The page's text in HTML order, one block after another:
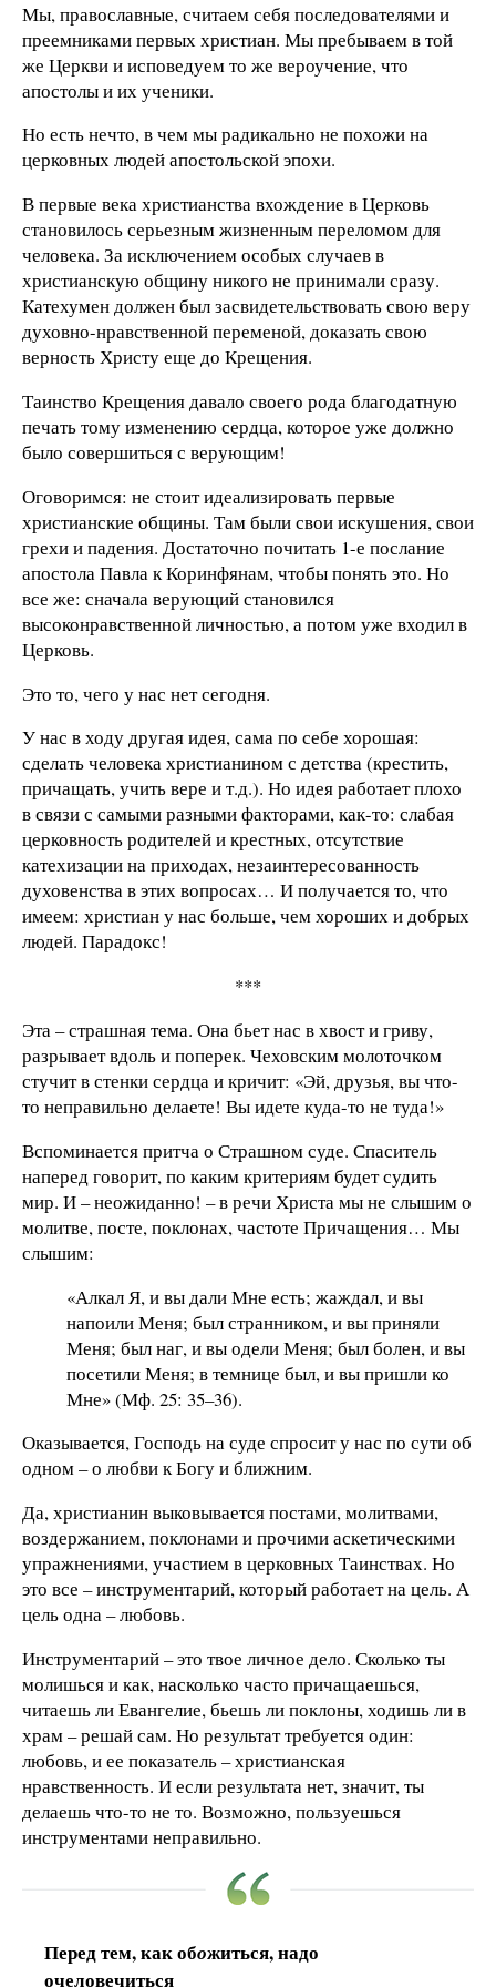
Мы, православные, считаем себя последователями и
преемниками первых христиан. Мы пребываем в той
же Церкви и исповедуем то же вероучение, что
апостолы и их ученики.
Но есть нечто, в чем мы радикально не похожи на
церковных людей апостольской эпохи.
В первые века христианства вхождение в Церковь
становилось серьезным жизненным переломом для
человека. За исключением особых случаев в
христианскую общину никого не принимали сразу.
Катехумен должен был засвидетельствовать свою веру
духовно-нравственной переменой, доказать свою
верность Христу еще до Крещения.
Таинство Крещения давало своего рода благодатную
печать тому изменению сердца, которое уже должно
было совершиться с верующим!
Оговоримся: не стоит идеализировать первые
христианские общины. Там были свои искушения, свои
грехи и падения. Достаточно почитать 1-е послание
апостола Павла к Коринфянам, чтобы понять это. Но
все же: сначала верующий становился
высоконравственной личностью, а потом уже входил в
Церковь.
Это то, чего у нас нет сегодня.
У нас в ходу другая идея, сама по себе хорошая:
сделать человека христианином с детства (крестить,
причащать, учить вере и т.д.). Но идея работает плохо
в связи с самыми разными факторами, как-то: слабая
церковность родителей и крестных, отсутствие
катехизации на приходах, незаинтересованность
духовенства в этих вопросах… И получается то, что
имеем: христиан у нас больше, чем хороших и добрых
людей. Парадокс!
***
Эта – страшная тема. Она бьет нас в хвост и гриву,
разрывает вдоль и поперек. Чеховским молоточком
стучит в стенки сердца и кричит: «Эй, друзья, вы что-
то неправильно делаете! Вы идете куда-то не туда!»
Вспоминается притча о Страшном суде. Спаситель
наперед говорит, по каким критериям будет судить
мир. И – неожиданно! – в речи Христа мы не слышим о
молитве, посте, поклонах, частоте Причащения… Мы
слышим:
«Алкал Я, и вы дали Мне есть; жаждал, и вы
напоили Меня; был странником, и вы приняли
Меня; был наг, и вы одели Меня; был болен, и вы
посетили Меня; в темнице был, и вы пришли ко
Мне» (Мф. 25: 35–36).
Оказывается, Господь на суде спросит у нас по сути об
одном – о любви к Богу и ближним.
Да, христианин выковывается постами, молитвами,
воздержанием, поклонами и прочими аскетическими
упражнениями, участием в церковных Таинствах. Но
это все – инструментарий, который работает на цель. А
цель одна – любовь.
Инструментарий – это твое личное дело. Сколько ты
молишься и как, насколько часто причащаешься,
читаешь ли Евангелие, бьешь ли поклоны, ходишь ли в
храм – решай сам. Но результат требуется один:
любовь, и ее показатель – христианская
нравственность. И если результата нет, значит, ты
делаешь что-то не то. Возможно, пользуешься
инструментами неправильно.
Перед тем, как обожиться, надо
очеловечиться